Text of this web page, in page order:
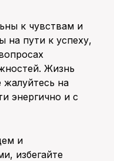
к чувствам и
пути к успеху,
Жизнь
жалуйтесь на
энергично и с
и
избегайте